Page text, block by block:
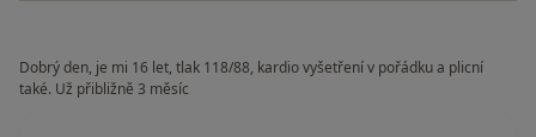
Dobrý den, je mi 16 let, tlak 118/88, kardio vyšetření v pořádku a plicní
také. Už přibližně 3 měsíc